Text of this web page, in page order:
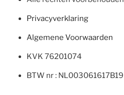
Privacyverklaring
Algemene Voorwaarden
KVK 76201074
BTW nr : NL003061617B19